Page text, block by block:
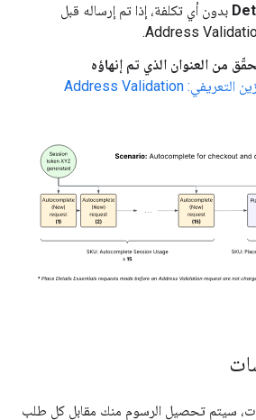
بدون أي تكلفة، إذا تم إرساله قبل
العنوان الذي تم إنهاؤه
رمز التخزين التعريفي: Address Validation
سيتم تحصيل الرسوم منك مقابل كل طلب